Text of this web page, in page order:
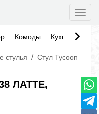
Комоды Кухни
стулья / Стул Tycoon
ЛАТТЕ,